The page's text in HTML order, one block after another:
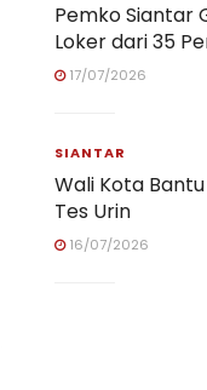
Pemko Siantar
Loker dari 35
17/07/2026
SIANTAR
Wali Kota
Tes Urin
16/07/2026